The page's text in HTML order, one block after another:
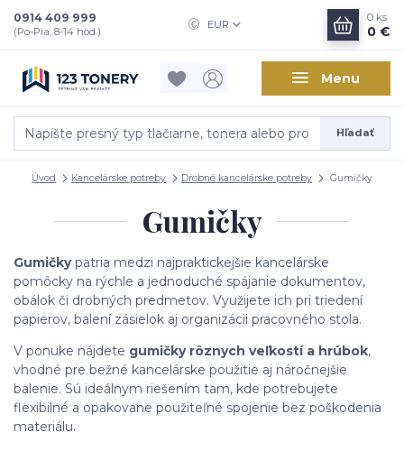
Menu
EUR
Hľadať
0914 409 999
(Po-Pia, 8-14 hod.)
0 ks
0 €
Úvod Kancelárske potreby Drobné kancelárske potreby Gumičky
Gumičky
Gumičkypatria medzi najpraktickejšie kancelárske
pomôcky na rýchle a jednoduché spájanie dokumentov,
obálok či drobných predmetov. Využijete ich pri triedení
papierov, balení zásielok aj organizácii pracovného stola.
V ponuke nájdete gumičky rôznych veľkostí a hrúbok,
vhodné pre bežné kancelárske použitie aj náročnejšie
balenie. Sú ideálnym riešením tam, kde potrebujete
flexibilné a opakovane použiteľné spojenie bez poškodenia
materiálu.